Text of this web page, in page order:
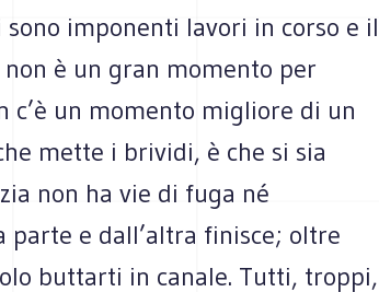
imponenti lavori in corso e il
è un gran momento per
c’è un momento migliore di un
mette i brividi, è che si sia
non ha vie di fuga né
e dall’altra finisce; oltre
buttarti in canale. Tutti, troppi,